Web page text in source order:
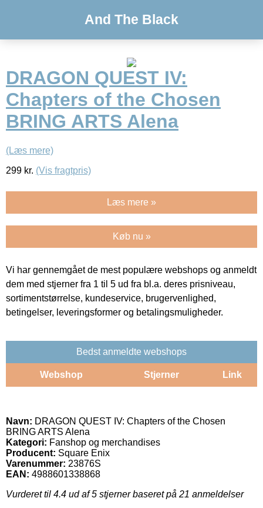
And The Black
DRAGON QUEST IV:
Chapters of the Chosen
BRING ARTS Alena
(Læs mere)
299 kr. (Vis fragtpris)
Læs mere »
Køb nu »
Vi har gennemgået de mest populære webshops og anmeldt
dem med stjerner fra 1 til 5 ud fra bl.a. deres prisniveau,
sortimentstørrelse, kundeservice, brugervenlighed,
betingelser, leveringsformer og betalingsmuligheder.
Bedst anmeldte webshops
Webshop Stjerner Link
Navn: DRAGON QUEST IV: Chapters of the Chosen
BRING ARTS Alena
Kategori: Fanshop og merchandises
Producent: Square Enix
Varenummer: 23876S
EAN: 4988601338868
Vurderet til 4.4 ud af 5 stjerner baseret på 21 anmeldelser